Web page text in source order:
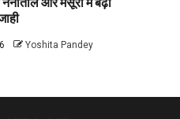
और मसूरी में बढ़ी
Yoshita Pandey